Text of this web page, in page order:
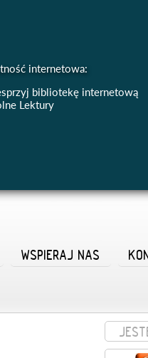
internetowa:
bibliotekę internetową
Lektury
WSPIERAJ NAS